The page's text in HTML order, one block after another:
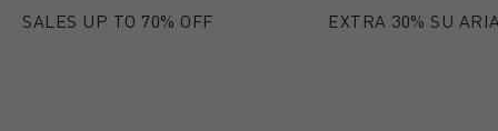
SALES UP TO 70% OFF EXTRA 30% SU